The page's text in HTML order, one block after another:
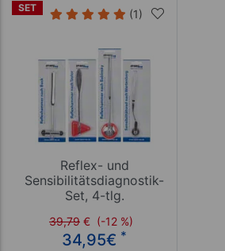
SET (1)
Reflex- und
Sensibilitätsdiagnostik-
Set, 4-tlg.
39,79 € (-12 %)
34,95€ *